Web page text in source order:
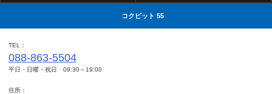
コクピット 55
TEL
088-863-5504
平日・日曜・祝日 09:30～19:00
住所